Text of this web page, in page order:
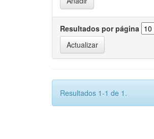
Resultados por página
Resultados 1-1 de 1.